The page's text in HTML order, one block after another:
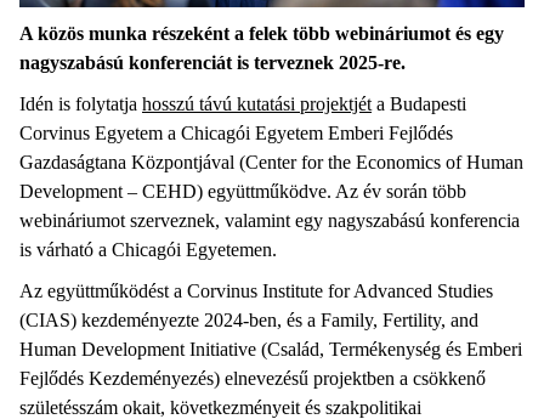
A közös munka részeként a felek több webináriumot és egy
nagyszabású konferenciát is terveznek 2025-re.
Idén is folytatja hosszú távú kutatási projektjét a Budapesti
Corvinus Egyetem a Chicagói Egyetem Emberi Fejlődés
Gazdaságtana Központjával (Center for the Economics of Human
Development – CEHD) együttműködve. Az év során több
webináriumot szerveznek, valamint egy nagyszabású konferencia
is várható a Chicagói Egyetemen.
Az együttműködést a Corvinus Institute for Advanced Studies
(CIAS) kezdeményezte 2024-ben, és a Family, Fertility, and
Human Development Initiative (Család, Termékenység és Emberi
Fejlődés Kezdeményezés) elnevezésű projektben a csökkenő
születésszám okait, következményeit és szakpolitikai